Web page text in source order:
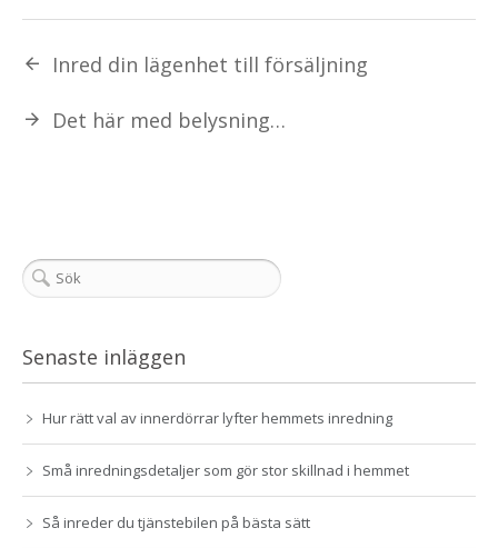
Inred din lägenhet till försäljning
Det här med belysning…
Senaste inläggen
Hur rätt val av innerdörrar lyfter hemmets inredning
Små inredningsdetaljer som gör stor skillnad i hemmet
Så inreder du tjänstebilen på bästa sätt